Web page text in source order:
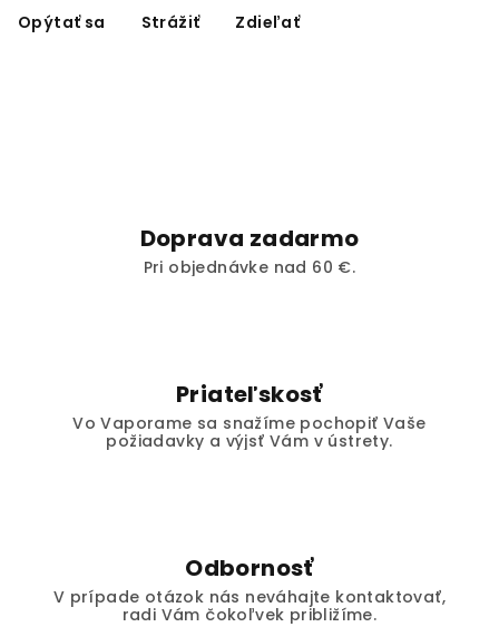
Opýtať sa Strážiť Zdieľať
Doprava zadarmo
Pri objednávke nad 60 €.
Priateľskosť
Vo Vaporame sa snažíme pochopiť Vaše
požiadavky a výjsť Vám v ústrety.
Odbornosť
V prípade otázok nás neváhajte kontaktovať,
radi Vám čokoľvek približíme.